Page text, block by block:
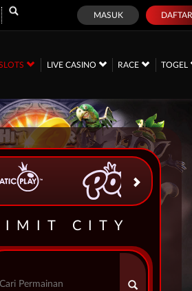
MASUK DAFTAR
LIVE CASINO RACE TOGEL
CITY